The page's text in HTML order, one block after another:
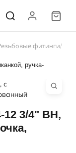
фитинги
ручка-
12 3/4" ВН,